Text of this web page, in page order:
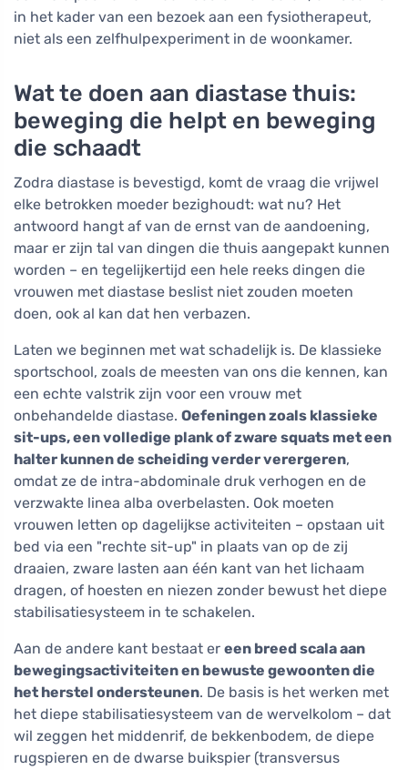
in het kader van een bezoek aan een fysiotherapeut,
niet als een zelfhulpexperiment in de woonkamer.
Wat te doen aan diastase thuis:
beweging die helpt en beweging
die schaadt
Zodra diastase is bevestigd, komt de vraag die vrijwel
elke betrokken moeder bezighoudt: wat nu? Het
antwoord hangt af van de ernst van de aandoening,
maar er zijn tal van dingen die thuis aangepakt kunnen
worden – en tegelijkertijd een hele reeks dingen die
vrouwen met diastase beslist niet zouden moeten
doen, ook al kan dat hen verbazen.
Laten we beginnen met wat schadelijk is. De klassieke
sportschool, zoals de meesten van ons die kennen, kan
een echte valstrik zijn voor een vrouw met
onbehandelde diastase. Oefeningen zoals klassieke
sit-ups, een volledige plank of zware squats met een
halter kunnen de scheiding verder verergeren,
omdat ze de intra-abdominale druk verhogen en de
verzwakte linea alba overbelasten. Ook moeten
vrouwen letten op dagelijkse activiteiten – opstaan uit
bed via een "rechte sit-up" in plaats van op de zij
draaien, zware lasten aan één kant van het lichaam
dragen, of hoesten en niezen zonder bewust het diepe
stabilisatiesysteem in te schakelen.
Aan de andere kant bestaat er een breed scala aan
bewegingsactiviteiten en bewuste gewoonten die
het herstel ondersteunen. De basis is het werken met
het diepe stabilisatiesysteem van de wervelkolom – dat
wil zeggen het middenrif, de bekkenbodem, de diepe
rugspieren en de dwarse buikspier (transversus